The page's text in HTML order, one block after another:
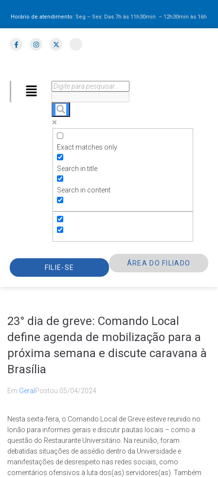
Horário de atendimento: Seg – Sex: Das 7h às 11h30min – 12h30minàs 16h
Exact matches only
Search in title
Search in content
FILIE-SE
ÁREA DO FILIADO
23° dia de greve: Comando Local
define agenda de mobilização para a
próxima semana e discute caravana à
Brasília
Em Geral Postou 05/04/2024
Nesta sexta-feira, o Comando Local de Greve esteve reunido no
lonão para informes gerais e discutir pautas locais – como a
questão do Restaurante Universitário. Na reunião, foram
debatidas situações de assédio dentro da Universidade e
manifestações de desrespeito nas redes sociais, como
comentários ofensivos à luta dos(as) servidores(as). Também